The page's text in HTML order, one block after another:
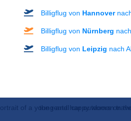
Billigflug von Hannover
Billigflug von Nürnberg
Billigflug von Leipzig nach